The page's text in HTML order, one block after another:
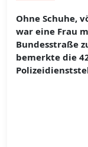
Ohne Schuhe,
war eine Frau
Bundesstraße
bemerkte die